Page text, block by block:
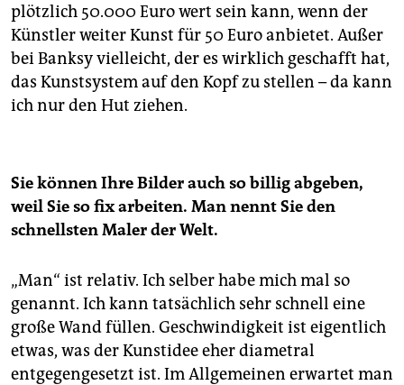
plötzlich 50.000 Euro wert sein kann, wenn der
Künstler weiter Kunst für 50 Euro anbietet. Außer
bei Banksy vielleicht, der es wirklich geschafft hat,
das Kunstsystem auf den Kopf zu stellen – da kann
ich nur den Hut ziehen.
Sie können Ihre Bilder auch so billig abgeben,
weil Sie so fix arbeiten. Man nennt Sie den
schnellsten Maler der Welt.
„Man“ ist relativ. Ich selber habe mich mal so
genannt. Ich kann tatsächlich sehr schnell eine
große Wand füllen. Geschwindigkeit ist eigentlich
etwas, was der Kunstidee eher diametral
entgegengesetzt ist. Im Allgemeinen erwartet man